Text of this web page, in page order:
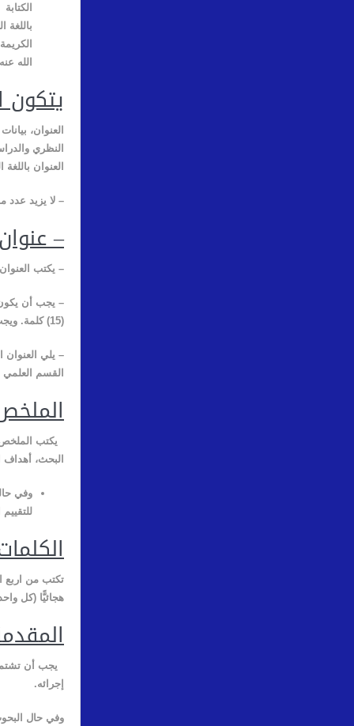
الكتابة
باللغة
الله
يتكون
العنوان،
النظري
العنوان باللغة
– لا يزيد عدد
–
– يكتب العنوان
(15) كلمة. ويجب ألا يكون العنوان عاما بدرجة لا يمكن معها تحديد هوية البحث
– يلي العنوان
القسم العلمي
يكتب الملخص
البحث، أهداف
وفي
تكتب من اربع
هجائيًّا (كل
يجب أن
إجرائه.
وفي حال